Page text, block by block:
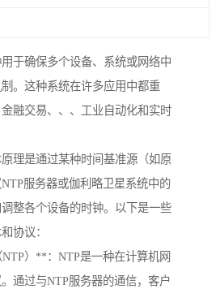
于确保多个设备、系统或网络中
。这种系统在许多应用中都重
融交易、、、工业自动化和实时
理是通过某种时间基准源（如原
服务器或伽利略卫星系统中的
整各个设备的时钟。以下是一些
协议：
）**：NTP是一种在计算机网
通过与NTP服务器的通信，客户